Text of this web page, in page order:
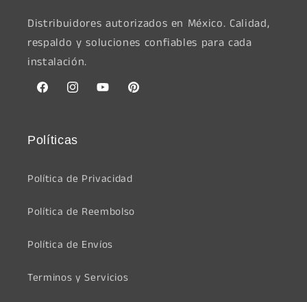
Distribuidores autorizados en México. Calidad,
respaldo y soluciones confiables para cada
instalación.
FacebookInstagramYouTubePinterest
Políticas
Política de Privacidad
Política de Reembolso
Política de Envíos
Terminos y Servicios